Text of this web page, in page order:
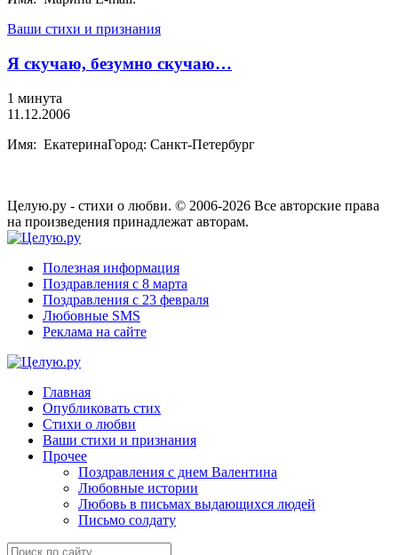
Ваши стихи и признания
Я скучаю, безумно скучаю…
1 минута
11.12.2006
Имя: ЕкатеринаГород: Санкт-Петербург
Целую.ру - стихи о любви. © 2006-2026 Все авторские права
на произведения принадлежат авторам.
Полезная информация
Поздравления с 8 марта
Поздравления с 23 февраля
Любовные SMS
Реклама на сайте
Главная
Опубликовать стих
Стихи о любви
Ваши стихи и признания
Прочее
Поздравления с днем Валентина
Любовные истории
Любовь в письмах выдающихся людей
Письмо солдату